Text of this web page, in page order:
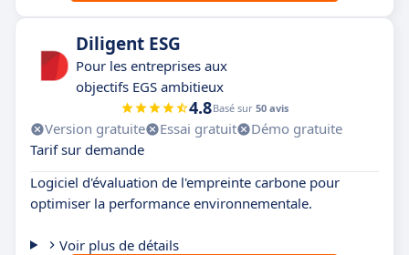
Diligent ESG
Pour les entreprises aux
objectifs EGS ambitieux
4.8Basé sur 50 avis
Version gratuite Essai gratuit
Démo gratuite
Tarif sur demande
Logiciel d'évaluation de l'empreinte carbone pour
optimiser la performance environnementale.
Voir plus de détails